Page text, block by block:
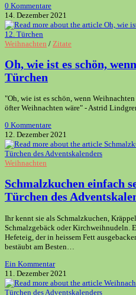
0 Kommentare
14. Dezember 2021
Weihnachten / Zitate
Oh, wie ist es schön,
Türchen
"Oh, wie ist es schön, wenn
öfter Weihnachten wäre" - Astrid
0 Kommentare
12. Dezember 2021
Weihnachten
Schmalzkuchen einfach
Türchen des
Ihr kennt sie als Schmalzkuchen,
Schmalzgebäck oder Kirchweihnudeln.
Hefeteig, der in heissem Fett
bestäubt am Besten…
Ein Kommentar
11. Dezember 2021